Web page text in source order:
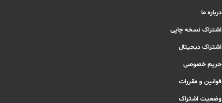
درباره ما
اشتراک نسخه چاپی
اشتراک دیجیتال
حریم خصوصی
قوانین و مقررات
وضعیت اشتراک